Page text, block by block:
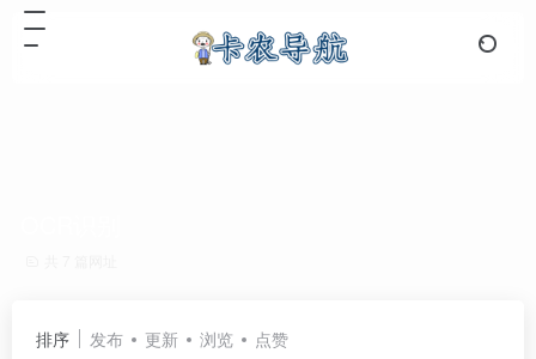
排序 发布 更新 浏览 点赞